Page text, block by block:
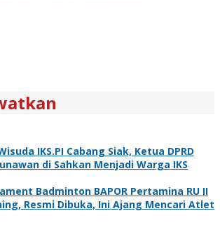
IKS.PI Cabang Siak, Ketua DPRD
di Sahkan Menjadi Warga IKS
Badminton BAPOR Pertamina RU II
Resmi Dibuka, Ini Ajang Mencari Atlet